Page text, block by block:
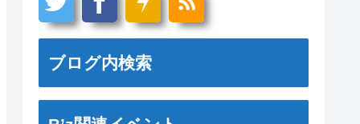
ブログ内検索